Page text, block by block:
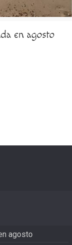
en agosto
agosto